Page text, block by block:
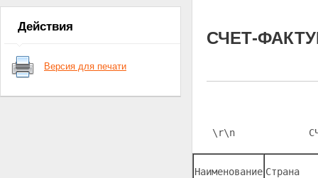
Действия
Версия для печати
СЧЕТ-
\r\n             СЧЕТ-
Наименование Страна